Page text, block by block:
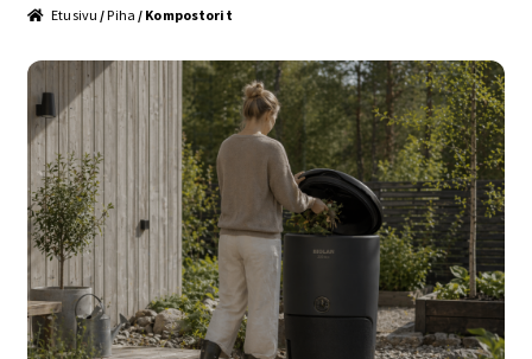
Etusivu /Piha / Kompostorit